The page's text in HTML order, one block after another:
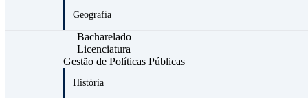
Geografia
Bacharelado
Licenciatura
Gestão de Políticas Públicas
História